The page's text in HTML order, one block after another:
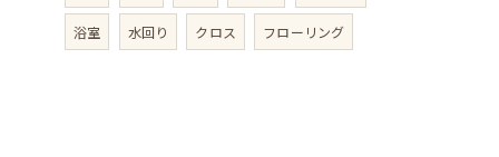
浴室 水回り クロス フローリング